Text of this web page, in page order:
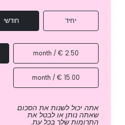
יחיד חודשי
2.50 € / month
15.00 € / month
אתה יכול לשנות את הסכום
שאתה נותן או לבטל את
התרומות שלך בכל עת.